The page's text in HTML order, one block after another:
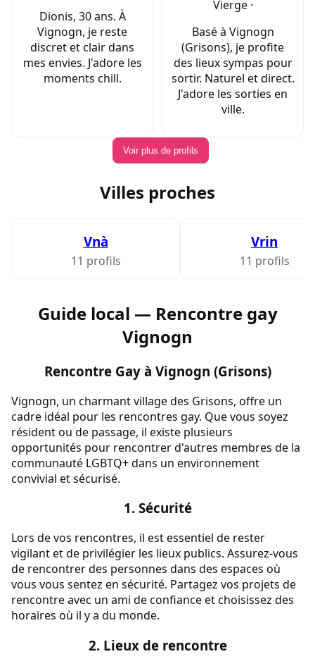
Dionis, 30 ans. À
Vignogn, je reste
discret et clair dans
mes envies. J'adore les
moments chill.
Vierge ·
Basé à Vignogn
(Grisons), je profite
des lieux sympas pour
sortir. Naturel et direct.
J'adore les sorties en
ville.
Voir plus de profils
Villes proches
Vnà
11 profils
Vrin
11 profils
Guide local — Rencontre gay
Vignogn
Rencontre Gay à Vignogn (Grisons)
Vignogn, un charmant village des Grisons, offre un
cadre idéal pour les rencontres gay. Que vous soyez
résident ou de passage, il existe plusieurs
opportunités pour rencontrer d'autres membres de la
communauté LGBTQ+ dans un environnement
convivial et sécurisé.
1. Sécurité
Lors de vos rencontres, il est essentiel de rester
vigilant et de privilégier les lieux publics. Assurez-vous
de rencontrer des personnes dans des espaces où
vous vous sentez en sécurité. Partagez vos projets de
rencontre avec un ami de confiance et choisissez des
horaires où il y a du monde.
2. Lieux de rencontre